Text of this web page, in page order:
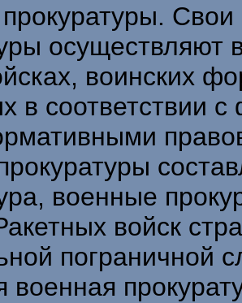
воинских
в соответствии
военные
войск
пограничной
военная